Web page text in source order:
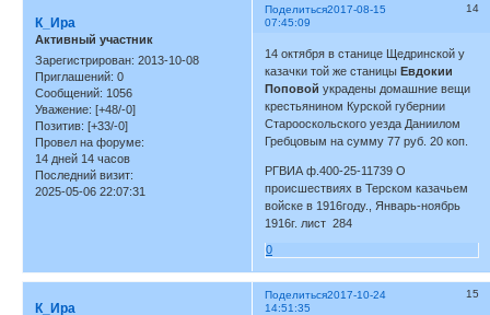
Поделиться 14
2017-08-15
07:45:09
К_Ира
Активный участник
Зарегистрирован: 2013-10-08
Приглашений: 0
Сообщений: 1056
Уважение: [+48/-0]
Позитив: [+33/-0]
Провел на форуме:
14 дней 14 часов
Последний визит:
2025-05-06 22:07:31
14 октября в станице Щедринской у
казачки той же станицы Евдокии
Поповой украдены домашние вещи
крестьянином Курской губернии
Старооскольского уезда Даниилом
Гребцовым на сумму 77 руб. 20 коп.
РГВИА ф.400-25-11739 О
происшествиях в Терском казачьем
войске в 1916году., Январь-ноябрь
1916г. лист 284
0
Поделиться 15
2017-10-24
14:51:35
К_Ира